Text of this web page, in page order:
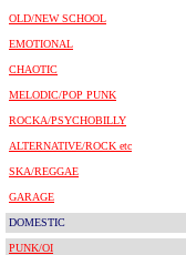
OLD/NEW SCHOOL
EMOTIONAL
CHAOTIC
MELODIC/POP PUNK
ROCKA/PSYCHOBILLY
ALTERNATIVE/ROCK etc
SKA/REGGAE
GARAGE
DOMESTIC
PUNK/OI